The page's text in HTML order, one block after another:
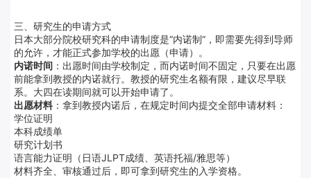
三、研究生的申请方式
日本大部分院校研究科的申请制度是“内诺制”，即需要先得到导师
的允许，才能正式参加学校的出愿（申请）。
内诺时间 ：出愿时间由学校制定，而内诺时间不固定，只要在出愿
前能拿到教授的内诺就行。教授的研究生名额有限，建议尽早联
系。大四在读期间就可以开始申请了。
出愿材料 ：拿到教授内诺后，在规定时间内提交全部申请材料：
学位证明
本科成绩单
研究计划书
语言能力证明（日语JLPT成绩、英语托福/雅思等）
材料齐全、审核通过后，即可拿到研究生的入学资格。